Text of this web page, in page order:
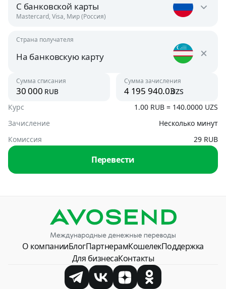
С банковской карты
Mastercard, Visa, Мир (Россия)
Россия
RUB
Узбекистан
UZS
Страна получателя
На банковскую карту
Австрия
Азербайджан
USD
AMD, USD
Беларусь
BYN, USD
Болгария
UZS, USD
По номеру телефона
Сумма списания
rub
Сумма зачисления
uzs
Перевести
Курс
1.00 RUB = 140.0000 UZS
Зачисление
Несколько минут
Комиссия
29 RUB
О компанииБлогПартнерамКошелекПоддержка
Для бизнесаКонтакты